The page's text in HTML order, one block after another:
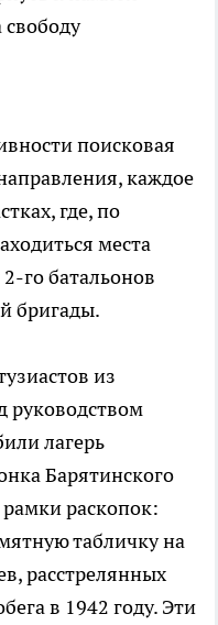
свободу
поисковая
каждое
где, по
места
го батальонов
бригады.
из
руководством
лагерь
Барятинского
раскопок:
табличку на
расстрелянных
в 1942 году. Эти